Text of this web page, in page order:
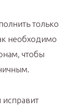
только
необходимо
чтобы